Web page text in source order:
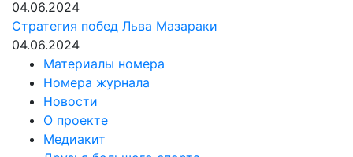
04.06.2024
Стратегия побед Льва Мазараки
04.06.2024
Материалы номера
Номера журнала
Новости
О проекте
Медиакит